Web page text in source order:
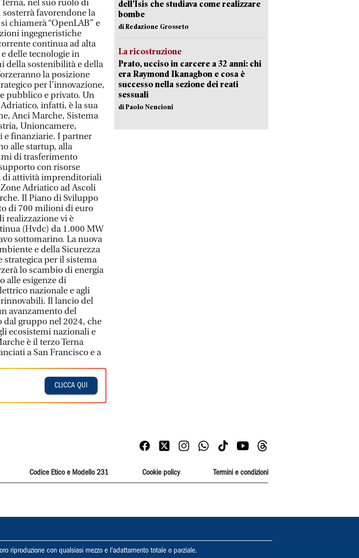
nel suo ruolo di
favorendone la
chiamerà “OpenLAB” e
ingegneristiche
continua ad alta
delle tecnologie in
della sostenibilità e della
la posizione
per l’innovazione,
pubblico e privato. Un
infatti, è la sua
Anci Marche, Sistema
Unioncamere,
e finanziarie. I partner
alle startup, alla
di trasferimento
con risorse
di attività imprenditoriali
Adriatico ad Ascoli
Il Piano di Sviluppo
di 700 milioni di euro
realizzazione vi è
(Hvdc) da 1.000 MW
sottomarino. La nuova
e della Sicurezza
strategica per il sistema
lo scambio di energia
alle esigenze di
nazionale e agli
Il lancio del
avanzamento del
dal gruppo nel 2024, che
ecosistemi nazionali e
è il terzo Terna
a San Francisco e a
CLICCA QUI
dell’Isis che studiava come realizzare
bombe
di Redazione Grosseto
La ricostruzione
Prato, ucciso in carcere a 32 anni: chi
era Raymond Ikanagbon e cosa è
successo nella sezione dei reati
sessuali
di Paolo Nencioni
Codice Etico e Modello 231 Cookie policy Termini e condizioni
riproduzione con qualsiasi mezzo e l'adattamento totale o parziale.